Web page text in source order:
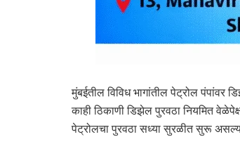
मुंबईतील विविध भागांतील पेट्रोल पंपांवर
काही ठिकाणी डिझेल पुरवठा नियमित
पेट्रोलचा पुरवठा सध्या सुरळीत सुरू